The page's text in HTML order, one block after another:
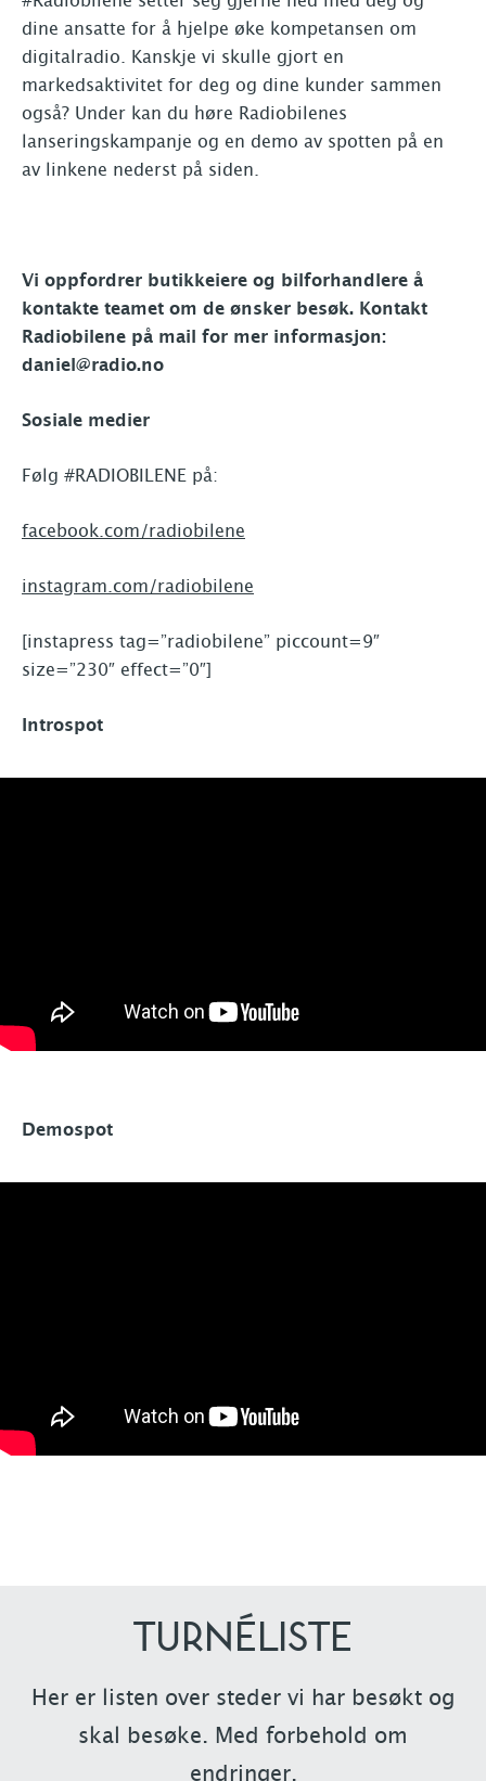
dine ansatte for å hjelpe øke kompetansen om
digitalradio. Kanskje vi skulle gjort en
markedsaktivitet for deg og dine kunder sammen
også? Under kan du høre Radiobilenes
lanseringskampanje og en demo av spotten på en
av linkene nederst på siden.
Vi oppfordrer butikkeiere og bilforhandlere å
kontakte teamet om de ønsker besøk. Kontakt
Radiobilene på mail for mer informasjon:
daniel@radio.no
Sosiale medier
Følg #RADIOBILENE på:
facebook.com/radiobilene
instagram.com/radiobilene
[instapress tag=”radiobilene” piccount=9″
size=”230″ effect=”0″]
Introspot
Demospot
TURNÉLISTE
Her er listen over steder vi har besøkt og
skal besøke. Med forbehold om
endringer.